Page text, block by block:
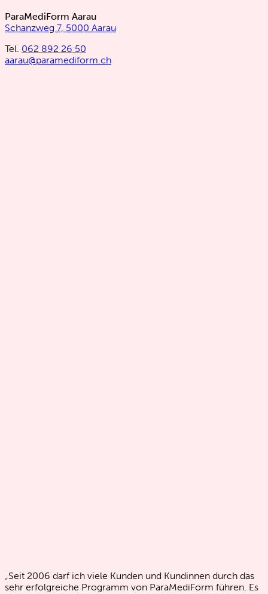
ParaMediForm Aarau
Schanzweg 7, 5000 Aarau
Tel. 062 892 26 50
aarau@paramediform.ch
„Seit 2006 darf ich viele Kunden und Kundinnen durch das
sehr erfolgreiche Programm von ParaMediForm führen. Es